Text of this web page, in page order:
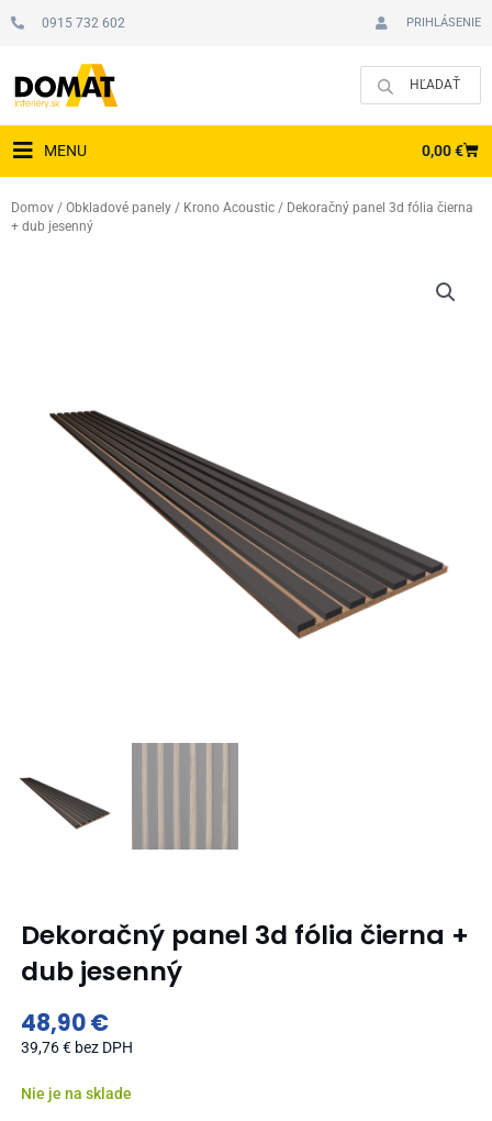
0915 732 602 PRIHLÁSENIE
MENU 0,00€
Domov / Obkladové panely / Krono Acoustic / Dekoračný panel 3d fólia čierna
+ dub jesenný
Dekoračný panel 3d fólia čierna +
dub jesenný
48,90€
39,76€ bez DPH
Nie je na sklade